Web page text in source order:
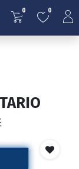
0 0